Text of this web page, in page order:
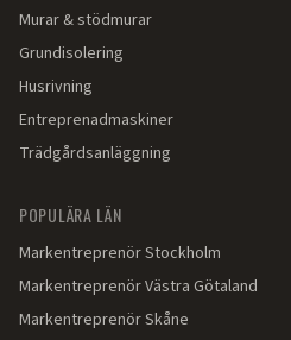
Murar & stödmurar
Grundisolering
Husrivning
Entreprenadmaskiner
Trädgårdsanläggning
POPULÄRA LÄN
MarkentreprenörStockholm
MarkentreprenörVästra Götaland
MarkentreprenörSkåne